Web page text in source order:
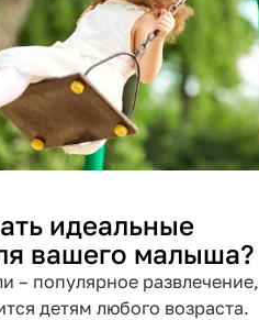
идеальные
вашего малыша?
– популярное развлечение,
детям любого возраста.